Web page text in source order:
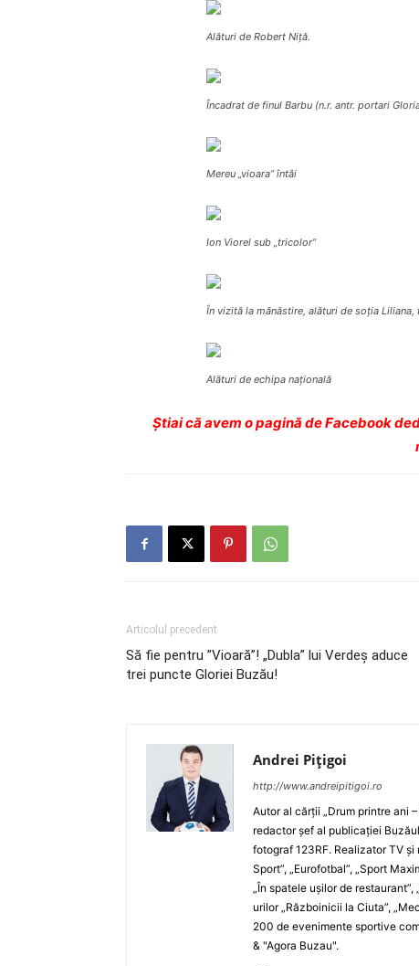
Alături de Robert Niţă.
Încadrat de finul Barbu (n.r. antr. portari
Mereu „vioara” întâi
Ion Viorel sub „tricolor”
În vizită la mănăstire, alături de soţia
Alături de echipa naţională
Ştiai că avem o pagină de Facebook
Articolul precedent
Să fie pentru ”Vioară”! „Dubla” lui Verdeş aduce
trei puncte Gloriei Buzău!
Andrei Pițigoi
http://www.andreipitigoi.ro
Autor al cărţii „Drum printre ani
redactor şef al publicaţiei
fotograf 123RF. Realizator TV şi
Sport”, „Eurofotbal”, „Sport
„În spatele uşilor de
urilor „Războinicii la Ciuta”,
200 de evenimente sportive
& "Agora Buzau".